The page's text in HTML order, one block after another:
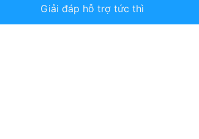
Giải đáp hỗ trợ tức thì